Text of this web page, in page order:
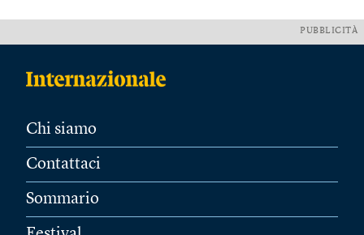
PUBBLICITÀ
Chi siamo
Contattaci
Sommario